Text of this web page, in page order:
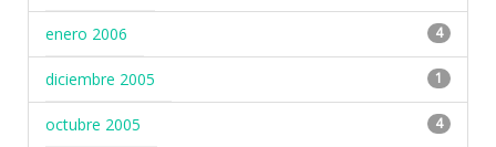
enero 2006 4
diciembre 2005 1
octubre 2005 4